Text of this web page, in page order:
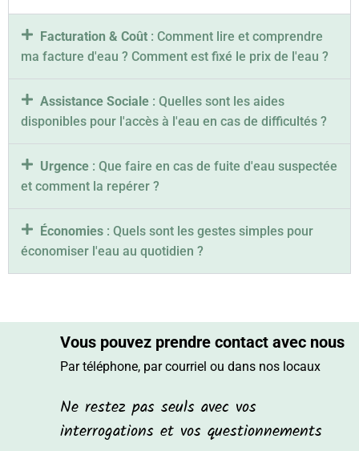
Facturation & Coût : Comment lire et comprendre
ma facture d'eau ? Comment est fixé le prix de l'eau ?
Assistance Sociale : Quelles sont les aides
disponibles pour l'accès à l'eau en cas de difficultés ?
Urgence : Que faire en cas de fuite d'eau suspectée
et comment la repérer ?
Économies : Quels sont les gestes simples pour
économiser l'eau au quotidien ?
Vous pouvez prendre contact avec nous
Par téléphone, par courriel ou dans nos locaux
Ne restez pas seuls avec vos
interrogations et vos questionnements